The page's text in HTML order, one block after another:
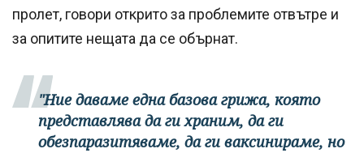
пролет, говори открито за проблемите отвътре и
за опитите нещата да се обърнат.
"Ние даваме една базова грижа, която
представлява да ги храним, да ги
обезпаразитяваме, да ги ваксинираме, но